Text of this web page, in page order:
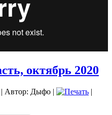
октябрь 2020
| Автор: Дыфо |
|